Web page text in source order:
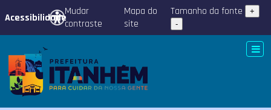
AcessibilidadeMudar
contraste
Mapa do
site
Tamanho da fonte
+
-